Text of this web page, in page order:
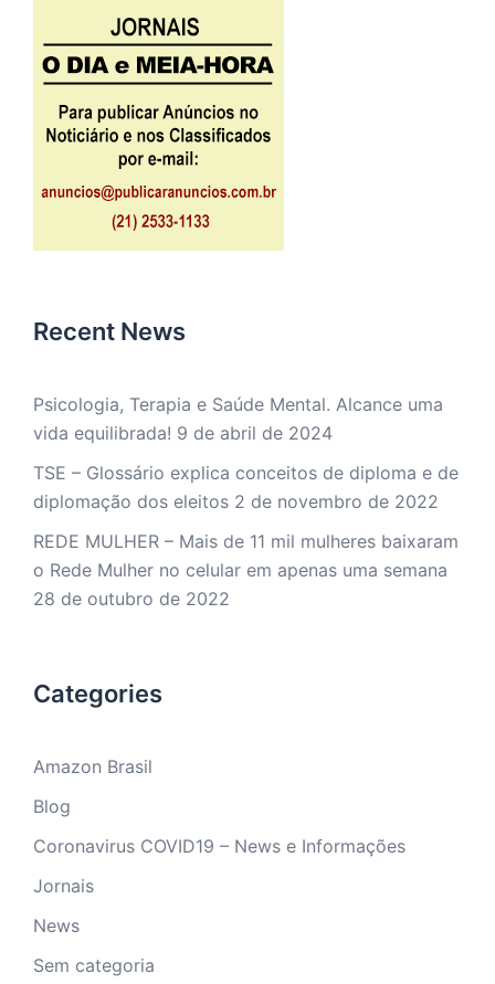
Recent News
Psicologia, Terapia e Saúde Mental. Alcance uma
vida equilibrada! 9 de abril de 2024
TSE – Glossário explica conceitos de diploma e de
diplomação dos eleitos 2 de novembro de 2022
REDE MULHER – Mais de 11 mil mulheres baixaram
o Rede Mulher no celular em apenas uma semana
28 de outubro de 2022
Categories
Amazon Brasil
Blog
Coronavirus COVID19 – News e Informações
Jornais
News
Sem categoria